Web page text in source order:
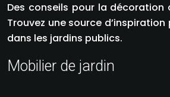
Des conseils pour la décoration
Trouvez une source
dans les jardins publics.
Mobilier de jardin